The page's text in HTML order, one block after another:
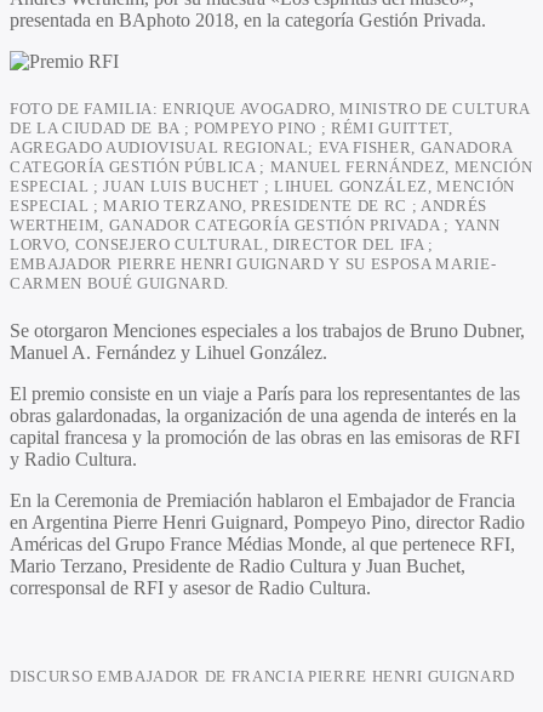
presentada en BAphoto 2018, en la categoría Gestión Privada.
FOTO DE FAMILIA: ENRIQUE AVOGADRO, MINISTRO DE CULTURA
DE LA CIUDAD DE BA ; POMPEYO PINO ; RÉMI GUITTET,
AGREGADO AUDIOVISUAL REGIONAL; EVA FISHER, GANADORA
CATEGORÍA GESTIÓN PÚBLICA ; MANUEL FERNÁNDEZ, MENCIÓN
ESPECIAL ; JUAN LUIS BUCHET ; LIHUEL GONZÁLEZ, MENCIÓN
ESPECIAL ; MARIO TERZANO, PRESIDENTE DE RC ; ANDRÉS
WERTHEIM, GANADOR CATEGORÍA GESTIÓN PRIVADA ; YANN
LORVO, CONSEJERO CULTURAL, DIRECTOR DEL IFA ;
EMBAJADOR PIERRE HENRI GUIGNARD Y SU ESPOSA MARIE-
CARMEN BOUÉ GUIGNARD.
Se otorgaron Menciones especiales a los trabajos de Bruno Dubner,
Manuel A. Fernández y Lihuel González.
El premio consiste en un viaje a París para los representantes de las
obras galardonadas, la organización de una agenda de interés en la
capital francesa y la promoción de las obras en las emisoras de RFI
y Radio Cultura.
En la Ceremonia de Premiación hablaron el Embajador de Francia
en Argentina Pierre Henri Guignard, Pompeyo Pino, director Radio
Américas del Grupo France Médias Monde, al que pertenece RFI,
Mario Terzano, Presidente de Radio Cultura y Juan Buchet,
corresponsal de RFI y asesor de Radio Cultura.
DISCURSO EMBAJADOR DE FRANCIA PIERRE HENRI GUIGNARD